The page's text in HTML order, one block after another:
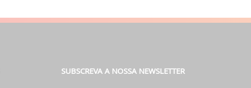
SUBSCREVA A NOSSA NEWSLETTER